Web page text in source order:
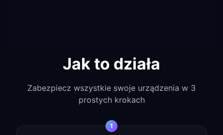
Jak to działa
Zabezpiecz wszystkie swoje urządzenia w 3
prostych krokach
1